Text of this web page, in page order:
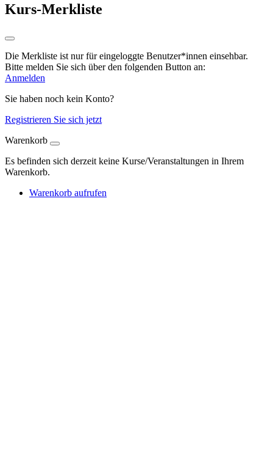
Kurs-Merkliste
Die Merkliste ist nur für eingeloggte Benutzer*innen einsehbar.
Bitte melden Sie sich über den folgenden Button an:
Anmelden
Sie haben noch kein Konto?
Registrieren Sie sich jetzt
Warenkorb
Es befinden sich derzeit keine Kurse/Veranstaltungen in Ihrem
Warenkorb.
Warenkorb aufrufen